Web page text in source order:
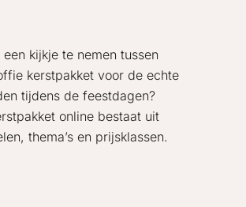
kijkje te nemen tussen
kerstpakket voor de echte
tijdens de feestdagen?
online bestaat uit
thema’s en prijsklassen.